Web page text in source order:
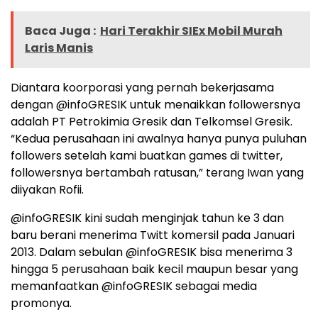
Baca Juga : Hari Terakhir SIEx Mobil Murah
Laris Manis
Diantara koorporasi yang pernah bekerjasama
dengan @infoGRESIK untuk menaikkan followersnya
adalah PT Petrokimia Gresik dan Telkomsel Gresik.
“Kedua perusahaan ini awalnya hanya punya puluhan
followers setelah kami buatkan games di twitter,
followersnya bertambah ratusan,” terang Iwan yang
diiyakan Rofii.
@infoGRESIK kini sudah menginjak tahun ke 3 dan
baru berani menerima Twitt komersil pada Januari
2013. Dalam sebulan @infoGRESIK bisa menerima 3
hingga 5 perusahaan baik kecil maupun besar yang
memanfaatkan @infoGRESIK sebagai media
promonya.